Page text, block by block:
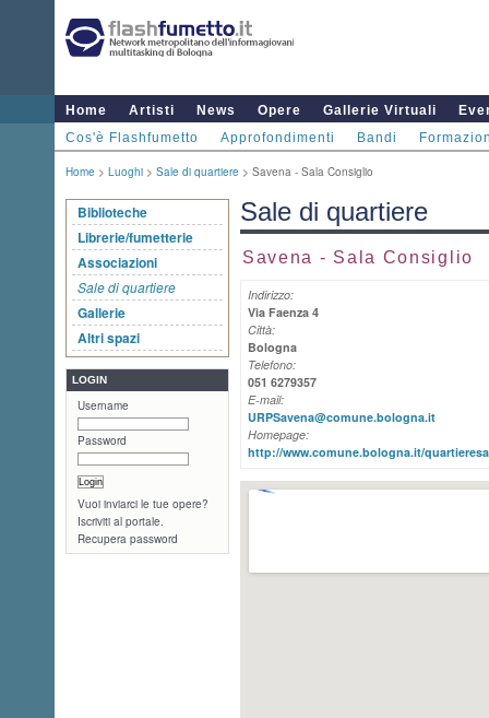
Home Artisti News Opere Gallerie Virtuali
Cos'è Flashfumetto
Approfondimenti Bandi
Home > Luoghi > Sale di quartiere > Savena - Sala Consiglio
Biblioteche
Librerie/fumetterie
Associazioni
Sale di quartiere
Gallerie
Altri spazi
LOGIN
Username
Password
Vuoi inviarci le tue opere?
Iscriviti al portale.
Recupera password
Sale di quartiere
Savena - Sala Consiglio
Indirizzo:
Via Faenza 4
Città:
Bologna
Telefono:
051 6279357
E-mail:
URPSavena@comune.bologna.it
Homepage:
http://www.comune.bologna.it/